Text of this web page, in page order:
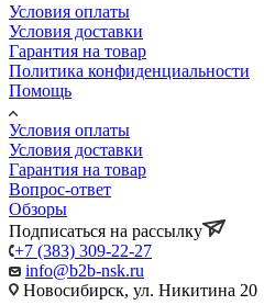
Условия оплаты
Условия доставки
Гарантия на товар
Политика конфиденциальности
Помощь
Условия оплаты
Условия доставки
Гарантия на товар
Вопрос-ответ
Обзоры
Подписаться на рассылку
+7 (383) 309-22-27
info@b2b-nsk.ru
Новосибирск, ул. Никитина 20